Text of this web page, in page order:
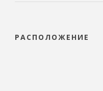
РАСПОЛОЖЕНИЕ